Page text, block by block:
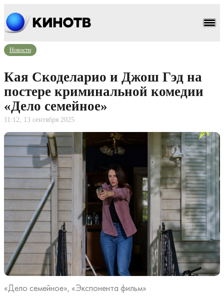
Новости
Кая Скоделарио и Джош Гэд на
постере криминальной комедии
«Дело семейное»
11:12, 13 сентября 2025
«Дело семейное», «Экспонента фильм»